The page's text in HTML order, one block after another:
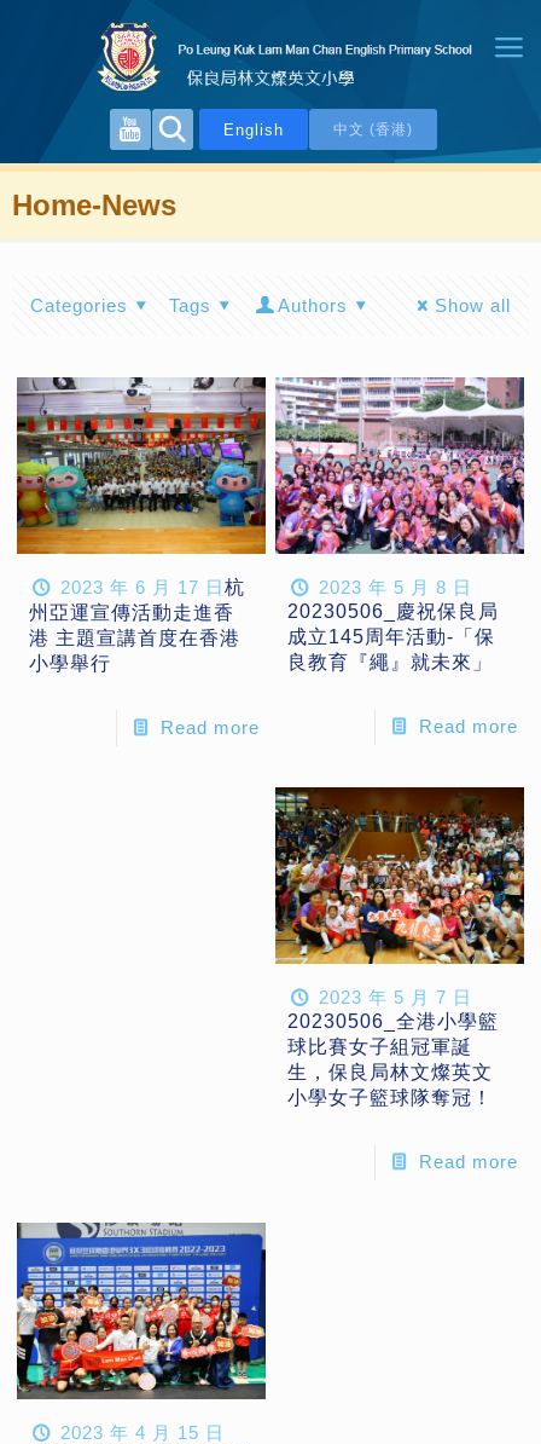
English 中文 (香港)
Home-News
Categories Tags Authors Show all
2023 年 6 月 17 日杭
州亞運宣傳活動走進香
港 主題宣講首度在香港
小學舉行
Read more
2023 年 5 月 8 日
20230506_​慶祝保良局
成立145周年活動-「保
良教育『繩』就未來」
Read more
2023 年 5 月 7 日
20230506_全港小學籃
球比賽女子組冠軍誕
生，保良局林文燦英文
小學女子籃球隊奪冠！
Read more
2023 年 4 月 15 日